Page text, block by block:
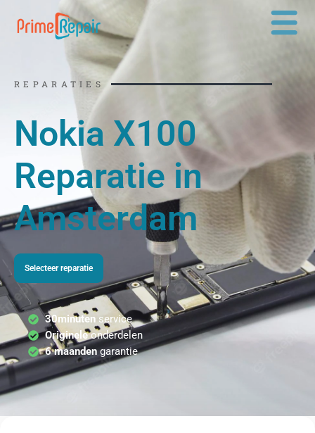
naar
REPARATIES
Nokia X100
Reparatie in
Amsterdam
Selecteer reparatie
30minutenservice
Origineleonderdelen
6 maandengarantie